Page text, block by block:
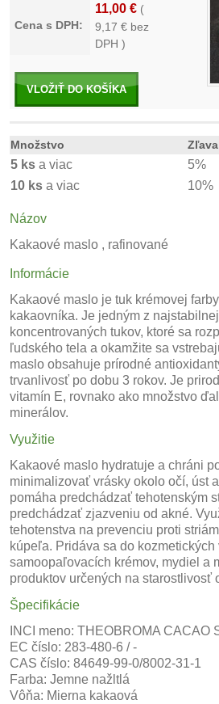
Cena s DPH:
11,00 € (
9,17 € bez
DPH )
VLOŽIŤ DO KOŠÍKA
Množstvo Zľava
5 ks a viac
5%
10 ks a viac 10%
Názov
Kakaové maslo , rafinované
Informácie
Kakaové maslo je tuk krémovej
kakaovníka. Je jedným z
koncentrovaných tukov, ktoré sa
ľudského tela a okamžite sa
maslo obsahuje prírodné
trvanlivosť po dobu 3 rokov. Je
vitamín E, rovnako ako množstvo
minerálov.
Využitie
Kakaové maslo hydratuje a chráni
minimalizovať vrásky okolo očí, úst
pomáha predchádzať tehotenským
predchádzať zjazveniu od akné.
tehotenstva na prevenciu proti
kúpeľa. Pridáva sa do kozmetických
samoopaľovacích krémov, mydiel a
produktov určených na starostlivosť
Špecifikácie
INCI meno: THEOBROMA CACAO
EC číslo: 283-480-6 / -
CAS číslo: 84649-99-0/8002-31-1
Farba: Jemne nažltlá
Vôňa: Mierna kakaová